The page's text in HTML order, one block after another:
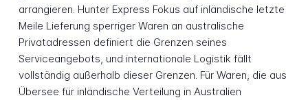
arrangieren. Hunter Express Fokus auf inländische letzte
Meile Lieferung sperriger Waren an australische
Privatadressen definiert die Grenzen seines
Serviceangebots, und internationale Logistik fällt
vollständig außerhalb dieser Grenzen. Für Waren, die aus
Übersee für inländische Verteilung in Australien